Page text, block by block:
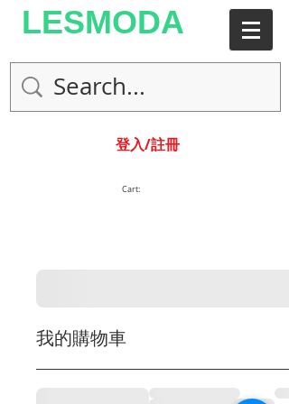
LESMODA
登入/註冊
Cart:
我的購物車